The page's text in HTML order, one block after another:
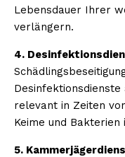
Lebensdauer Ihrer
verlängern.
4.
Desinfektionsdienste
relevant in Zeiten
Keime und Bakterien
5.